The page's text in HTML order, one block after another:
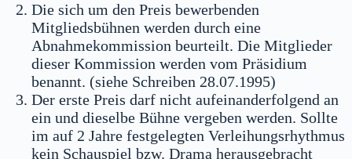
Die sich um den Preis bewerbenden
Mitgliedsbühnen werden durch eine
Abnahmekommission beurteilt. Die Mitglieder
dieser Kommission werden vom Präsidium
benannt. (siehe Schreiben 28.07.1995)
Der erste Preis darf nicht aufeinanderfolgend an
ein und dieselbe Bühne vergeben werden. Sollte
im auf 2 Jahre festgelegten Verleihungsrhythmus
kein Schauspiel bzw. Drama herausgebracht